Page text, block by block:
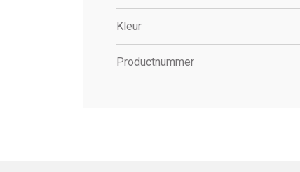
Kleur
Productnummer